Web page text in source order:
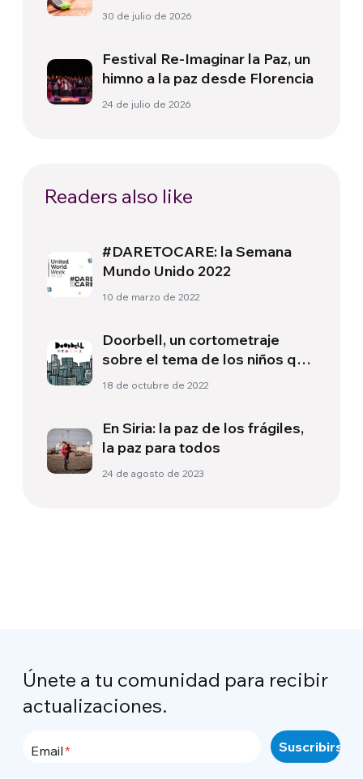
Sudamérica
30 de julio de 2026
Festival Re-Imaginar la Paz, un
himno a la paz desde Florencia
24 de julio de 2026
Readers also like
#DARETOCARE: la Semana
Mundo Unido 2022
10 de marzo de 2022
Doorbell, un cortometraje
sobre el tema de los niños que
presencian actos de violencia
18 de octubre de 2022
En Siria: la paz de los frágiles,
la paz para todos
24 de agosto de 2023
Únete a tu comunidad para recibir
actualizaciones.
Email